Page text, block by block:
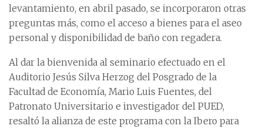
levantamiento, en abril pasado, se incorporaron otras
preguntas más, como el acceso a bienes para el aseo
personal y disponibilidad de baño con regadera.
Al dar la bienvenida al seminario efectuado en el
Auditorio Jesús Silva Herzog del Posgrado de la
Facultad de Economía, Mario Luis Fuentes, del
Patronato Universitario e investigador del PUED,
resaltó la alianza de este programa con la Ibero para